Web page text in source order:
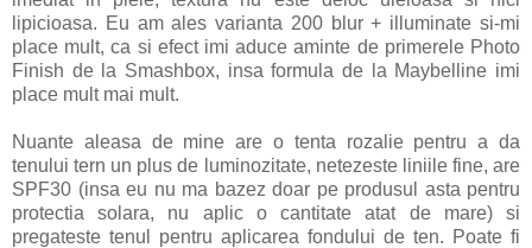
lipicioasa. Eu am ales varianta 200 blur + illuminate si-mi
place mult, ca si efect imi aduce aminte de primerele Photo
Finish de la Smashbox, insa formula de la Maybelline imi
place mult mai mult.
Nuante aleasa de mine are o tenta rozalie pentru a da
tenului tern un plus de luminozitate, netezeste liniile fine, are
SPF30 (insa eu nu ma bazez doar pe produsul asta pentru
protectia solara, nu aplic o cantitate atat de mare) si
pregateste tenul pentru aplicarea fondului de ten. Poate fi